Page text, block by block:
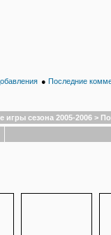
● Последние
игры сезона 2005-2006 >